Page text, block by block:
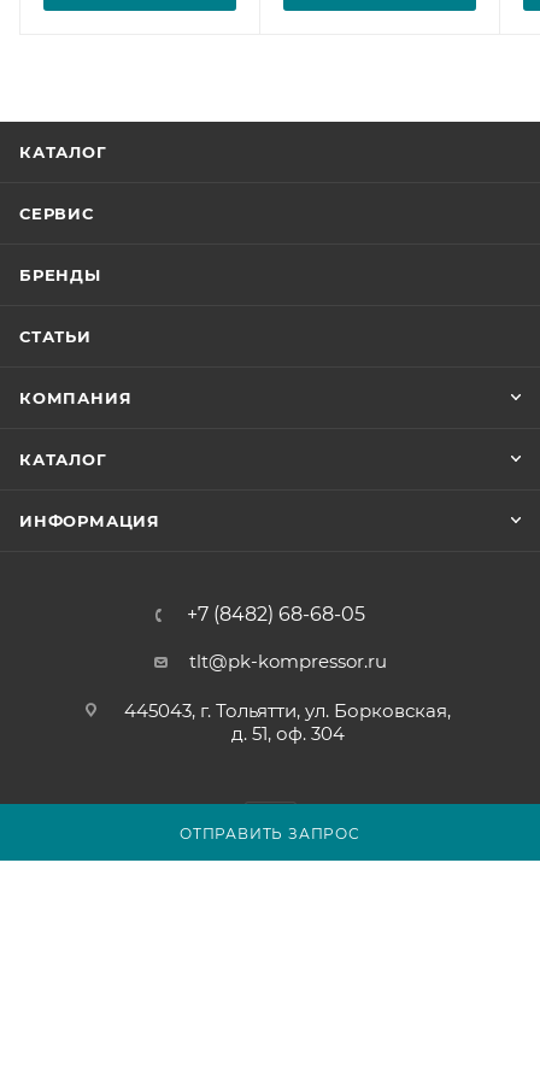
ОТПРАВИТЬ ЗАПРОС
КАТАЛОГ
СЕРВИС
БРЕНДЫ
СТАТЬИ
КОМПАНИЯ
КАТАЛОГ
ИНФОРМАЦИЯ
+7 (8482) 68-68-05
tlt@pk-kompressor.ru
445043, г. Тольятти, ул. Борковская,
д. 51, оф. 304